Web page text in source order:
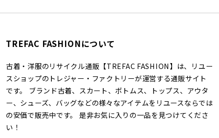
TREFAC FASHIONについて
古着・洋服のリサイクル通販【TREFAC FASHION】は、リユー
スショップのトレジャー・ファクトリーが運営する通販サイト
です。 ブランド古着、スカート、ボトムス、トップス、アウタ
ー、シューズ、バッグなどの様々なアイテムをリユースならでは
の安価で販売中です。 是非お気に入りの一品を見つけてくださ
い！